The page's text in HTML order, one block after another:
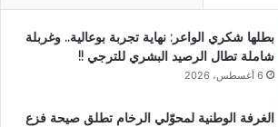
بطلها شكري الواعر: نهاية تجربة بوعالية.. وغربلة
شاملة تطال الرصيد البشري للترجي !!
6 أغسطس، 2026
الغرفة الوطنية لمحوّلي الرخام تطلق صيحة فزع